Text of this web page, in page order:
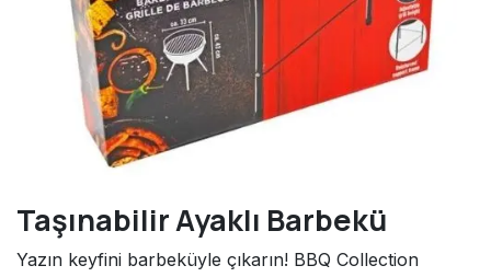
Taşınabilir Ayaklı Barbekü
Yazın keyfini barbeküyle çıkarın! BBQ Collection